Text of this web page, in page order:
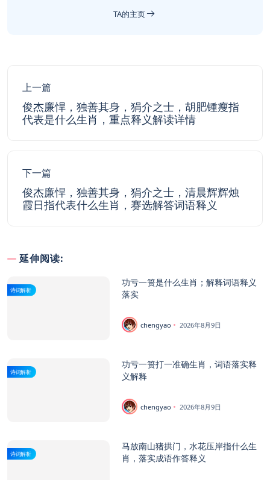
TA的主页
上一篇
俊杰廉悍，独善其身，狷介之士，胡肥锺瘦指
代表是什么生肖，重点释义解读详情
下一篇
俊杰廉悍，独善其身，狷介之士，清晨辉辉烛
霞日指代表什么生肖，赛选解答词语释义
延伸阅读:
诗词解析
功亏一篑是什么生肖；解释词语释义
落实
chengyao 2026年8月9日
诗词解析
功亏一篑打一准确生肖，词语落实释
义解释
chengyao 2026年8月9日
诗词解析
马放南山猪拱门，水花压岸指什么生
肖，落实成语作答释义